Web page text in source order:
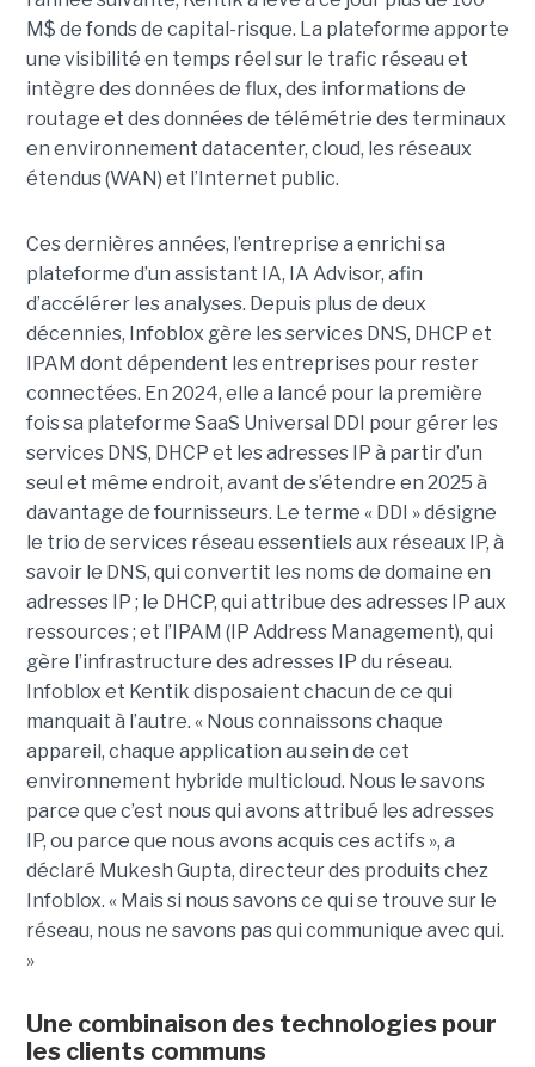
M$ de fonds de capital-risque. La plateforme apporte
une visibilité en temps réel sur le trafic réseau et
intègre des données de flux, des informations de
routage et des données de télémétrie des terminaux
en environnement datacenter, cloud, les réseaux
étendus (WAN) et l’Internet public.
Ces dernières années, l’entreprise a enrichi sa
plateforme d’un assistant IA, IA Advisor, afin
d’accélérer les analyses. Depuis plus de deux
décennies, Infoblox gère les services DNS, DHCP et
IPAM dont dépendent les entreprises pour rester
connectées. En 2024, elle a lancé pour la première
fois sa plateforme SaaS Universal DDI pour gérer les
services DNS, DHCP et les adresses IP à partir d’un
seul et même endroit, avant de s’étendre en 2025 à
davantage de fournisseurs. Le terme « DDI » désigne
le trio de services réseau essentiels aux réseaux IP, à
savoir le DNS, qui convertit les noms de domaine en
adresses IP ; le DHCP, qui attribue des adresses IP aux
ressources ; et l’IPAM (IP Address Management), qui
gère l’infrastructure des adresses IP du réseau.
Infoblox et Kentik disposaient chacun de ce qui
manquait à l’autre. « Nous connaissons chaque
appareil, chaque application au sein de cet
environnement hybride multicloud. Nous le savons
parce que c’est nous qui avons attribué les adresses
IP, ou parce que nous avons acquis ces actifs », a
déclaré Mukesh Gupta, directeur des produits chez
Infoblox. « Mais si nous savons ce qui se trouve sur le
réseau, nous ne savons pas qui communique avec qui.
»
Une combinaison des technologies pour
les clients communs